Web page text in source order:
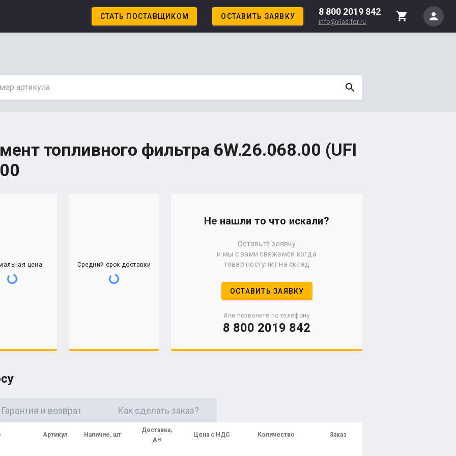
СТАТЬ ПОСТАВЩИКОМ ОСТАВИТЬ ЗАЯВКУ 8 800 2019 842
info@vladifor.ru shopping_cart person
search
топливного фильтра 6W.26.068.00 (UFI
цена Средний срок доставки
Не нашли то что искали?
Оставьте заявку
и мы с вами свяжемся когда
товар поступит на склад
ОСТАВИТЬ ЗАЯВКУ
Или позвоните по телефону
8 800 2019 842
Гарантия и возврат Как сделать заказ?
Артикул Наличие, шт
Доставка,
дн
Цена с НДС Количество Заказ